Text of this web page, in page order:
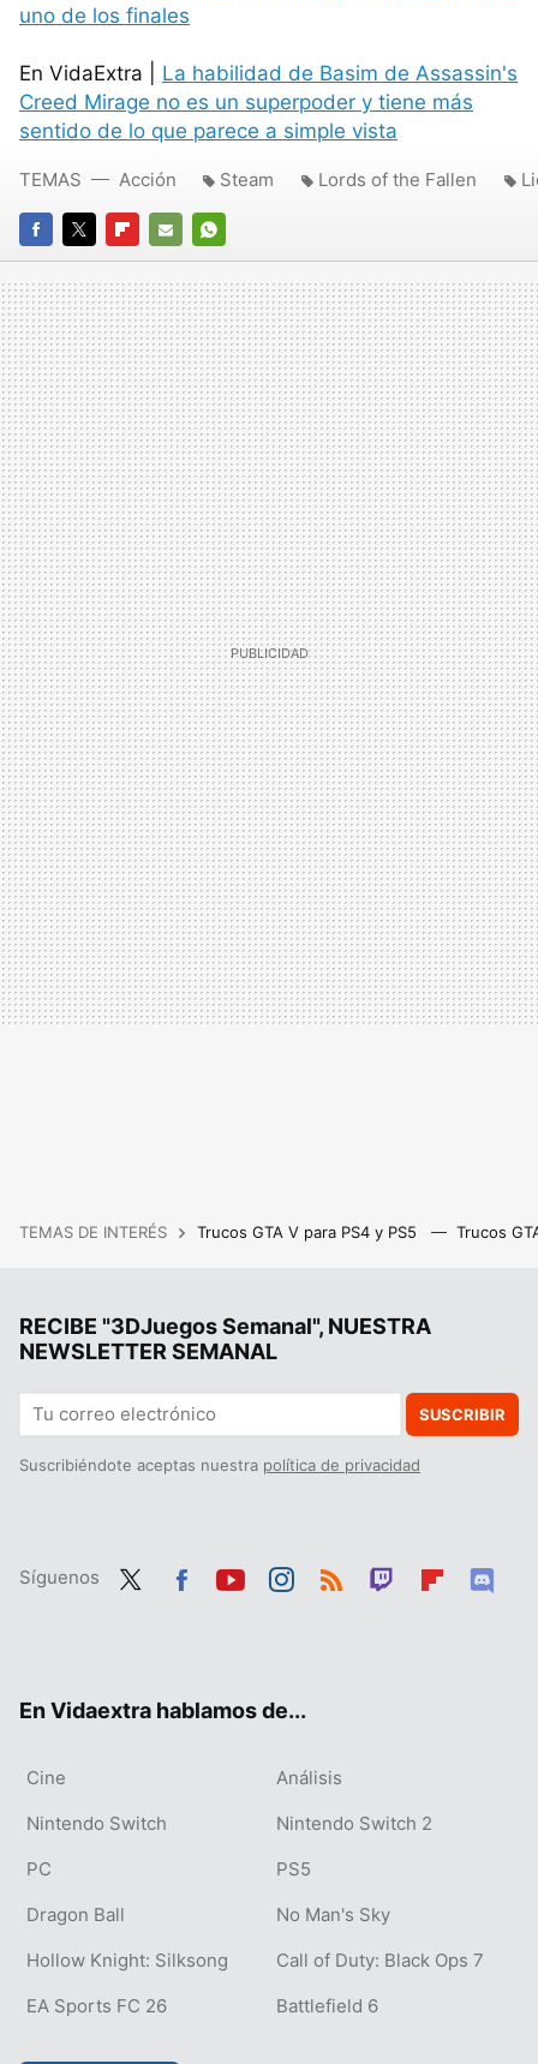
uno de los finales
En VidaExtra | La habilidad de Basim de Assassin's
Creed Mirage no es un superpoder y tiene más
sentido de lo que parece a simple vista
FACEBOOK
TWITTERFLIPBOARD
E-
MAIL
WHATSAPP
TEMAS Acción Steam Lords of the Fallen
TEMAS DE INTERÉS Trucos GTA V para PS4 y PS5 Trucos
RECIBE "3DJuegos Semanal", NUESTRA
NEWSLETTER SEMANAL
SUSCRIBIR
Suscribiéndote aceptas nuestra política de privacidad
Síguenos
En Vidaextra hablamos de...
Cine
Análisis
Nintendo Switch
Nintendo Switch 2
PC
PS5
Dragon Ball
No Man's Sky
Hollow Knight: Silksong
Call of Duty: Black Ops 7
EA Sports FC 26
Battlefield 6